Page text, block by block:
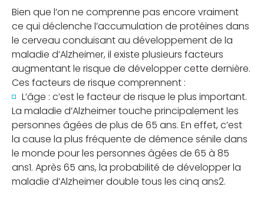
Bien que l’on ne comprenne pas encore vraiment
ce qui déclenche l’accumulation de protéines dans
le cerveau conduisant au développement de la
maladie d’Alzheimer, il existe plusieurs facteurs
augmentant le risque de développer cette dernière.
Ces facteurs de risque comprennent :
L’âge : c’est le facteur de risque le plus important.
La maladie d’Alzheimer touche principalement les
personnes âgées de plus de 65 ans. En effet, c’est
la cause la plus fréquente de démence sénile dans
le monde pour les personnes âgées de 65 à 85
ans1. Après 65 ans, la probabilité de développer la
maladie d’Alzheimer double tous les cinq ans2.